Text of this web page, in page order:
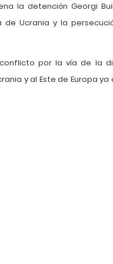
la detención Georgi
de Ucrania y la
por la vía de la
y al Este de Europa